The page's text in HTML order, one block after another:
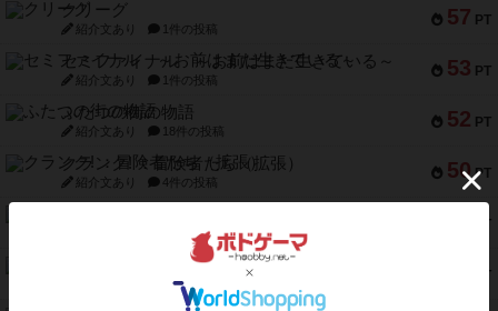
57 PT
クリーグ
紹介文あり 1件の投稿
53 PT
セミファイナル ～お前はまだ生きている～
紹介文あり 1件の投稿
52 PT
ふたつの街の物語
紹介文あり 18件の投稿
50 PT
クランク! ：冒険者たち（拡張）
紹介文あり 4件の投稿
PT
1件の投稿
PT
スターマイン・ラミー ポケット
2件の投稿